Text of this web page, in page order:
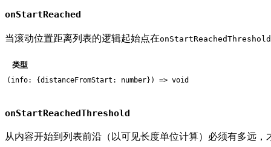
onStartReached
当滚动位置距离列表的逻辑起始点在onStartReachedThreshold
类型
(info: {distanceFromStart: number}) => void
onStartReachedThreshold
从内容开始到列表前沿（以可见长度单位计算）必须有多远，